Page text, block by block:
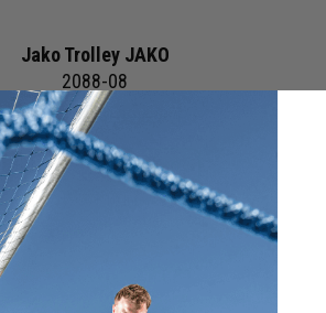
Jako Trolley JAKO
2088-08
43,99 €
89,99 €
Details Merken
+ 10 Interessenten